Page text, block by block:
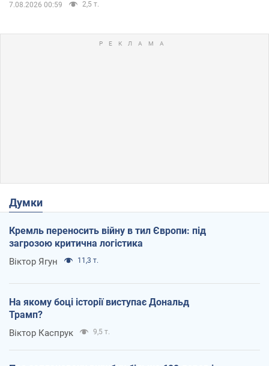
7.08.2026 00:59 2,5 т.
Думки
Кремль переносить війну в тил Європи: під
загрозою критична логістика
Віктор Ягун 11,3 т.
На якому боці історії виступає Дональд
Трамп?
Віктор Каспрук 9,5 т.